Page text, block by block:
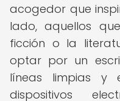
acogedor que
lado, aquellos
ficción o la
optar por un
líneas limpias y
dispositivos